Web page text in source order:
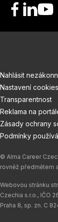
F
c
o
o
k
L
n
d
I
n
Y
u
b
e
Nahlásit
Nastavení cookies
Transparentnost
Reklama na
Zásady ochrany
Podmínky
© Alma Career
rovněž předmětem
Webovou stránku
Czechia s.r.o., IČO
Praha 8, sp. zn. C